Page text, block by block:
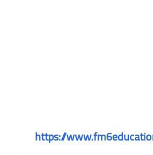
https://